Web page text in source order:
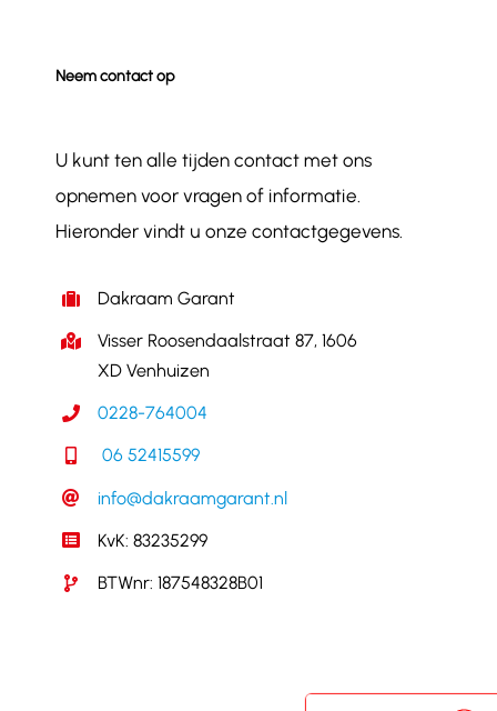
Neem contact op
U kunt ten alle tijden contact met ons
opnemen voor vragen of informatie.
Hieronder vindt u onze contactgegevens.
Dakraam Garant
Visser Roosendaalstraat 87, 1606
XD Venhuizen
0228-764004
06 52415599
info@dakraamgarant.nl
KvK: 83235299
BTWnr: 187548328B01